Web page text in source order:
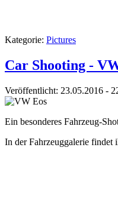
Kategorie: Pictures
Car Shooting -
Veröffentlicht: 23.05.2016 -
Ein besonderes Fahrzeug-
In der Fahrzeuggalerie findet